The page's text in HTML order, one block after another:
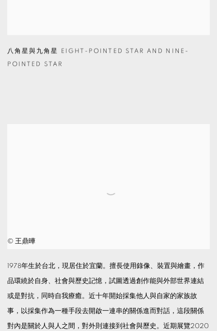
八角星與九角星 EIGHT-POINTED STAR AND NINE-
POINTED STAR
© 王鼎曄
1978年生於台北，現居住於宜蘭。擅長使用錄像、裝置與繪畫，作
品環繞於自身、社會與歷史記憶，試圖透過創作能與外部世界連結
或是對抗，同時自我療癒。近十年開始採集他人與自家的家族故
事，以採集作為一種手段去開啟一連串的關係進而對話，這段關係
對內是關於人與人之間，對外則連接到社會與歷史。近期展覽2020